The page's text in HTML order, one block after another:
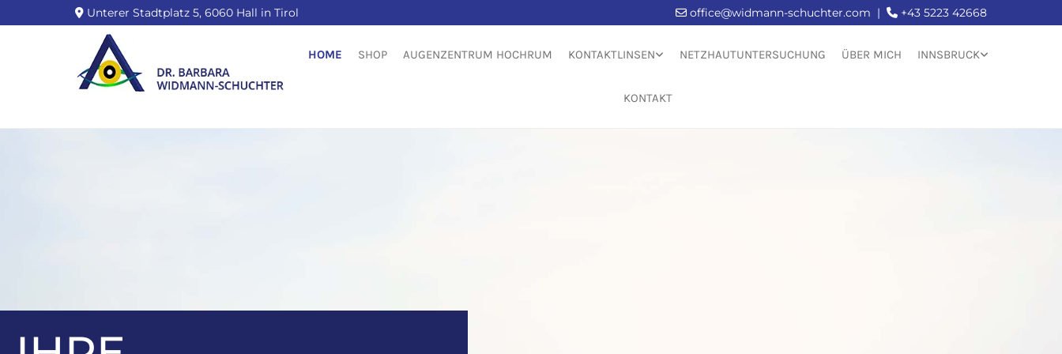
 Unterer Stadtplatz 5, 6060 Hall in Tirol  office@widmann-schuchter.com |  +43 5223 42668
HOME SHOP AUGENZENTRUM HOCHRUM KONTAKTLINSEN NETZHAUTUNTERSUCHUNG ÜBER MICH INNSBRUCK
KONTAKT